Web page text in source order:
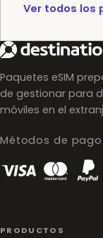
Ver todos los
Paquetes eSIM
de gestionar para
móviles en el
Métodos de pago
PRODUCTOS